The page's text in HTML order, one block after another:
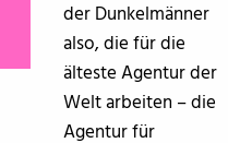
der Dunkelmänner
also, die für die
älteste Agentur der
Welt arbeiten – die
Agentur für